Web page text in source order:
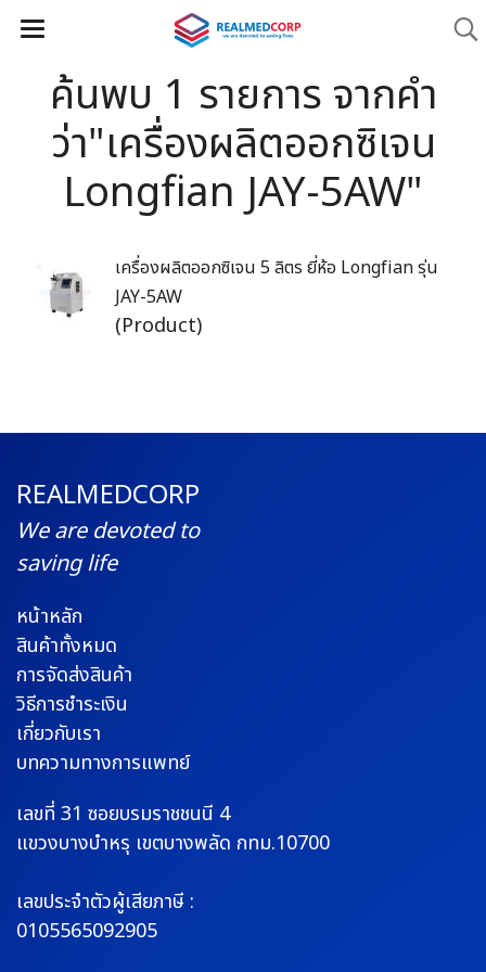
ค้นพบ 1 รายการ จากคำ
ว่า"เครื่องผลิตออกซิเจน
Longfian JAY-5AW"
เครื่องผลิตออกซิเจน 5 ลิตร ยี่ห้อ Longfian รุ่น
JAY-5AW
(Product)
REALMEDCORP
We are devoted to
saving life
หน้าหลัก
สินค้าทั้งหมด
การจัดส่งสินค้า
วิธีการชำระเงิน
เกี่ยวกับเรา
บทความทางการแพทย์
เลขที่ 31 ซอยบรมราชชนนี 4
แขวงบางบำหรุ เขตบางพลัด กทม.10700
เลขประจำตัวผู้เสียภาษี :
0105565092905